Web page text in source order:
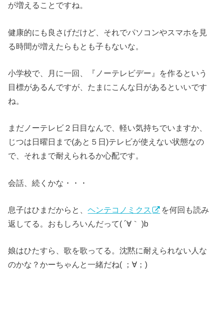
が増えることですね。
健康的にも良さげだけど、それでパソコンやスマホを見
る時間が増えたらもとも子もないな。
小学校で、月に一回、『ノーテレビデー』を作るという
目標があるんですが、たまにこんな日があるといいです
ね。
まだノーテレビ２日目なんで、軽い気持ちでいますか、
じつは日曜日まで(あと５日)テレビが使えない状態なの
で、それまで耐えられるか心配です。
会話、続くかな・・・
息子はひまだからと、ヘンテコノミクス
を何回も読み
返してる。おもしろいんだって( ´∀｀ )b
娘はひたすら、歌を歌ってる。沈黙に耐えられない人な
のかな？かーちゃんと一緒だね( ；∀；)